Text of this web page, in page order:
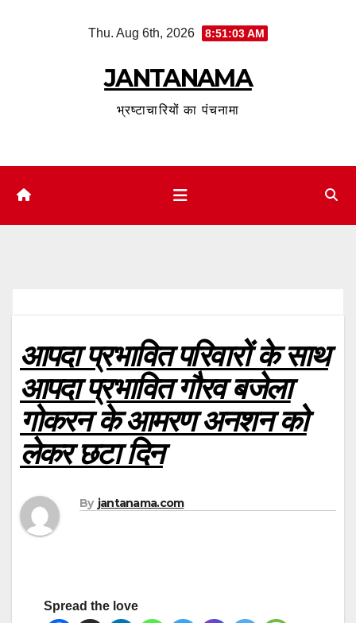
Thu. Aug 6th, 2026 8:51:04 AM
JANTANAMA
भ्रष्टाचारियों का पंचनामा
आपदा प्रभावित परिवारों के साथ
आपदा प्रभावित गौरव बजेला
गोकरन के आमरण अनशन को
लेकर छटा दिन
By jantanama.com
Spread the love